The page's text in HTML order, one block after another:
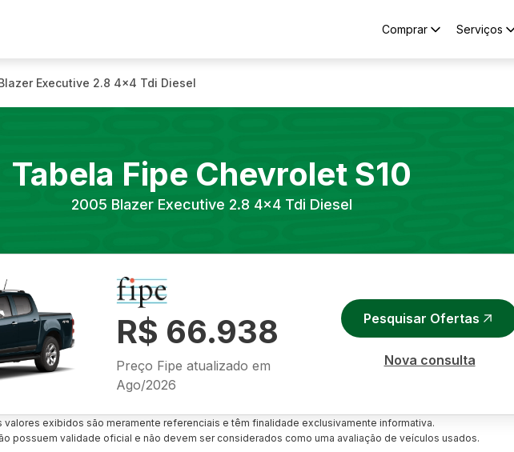
Comprar Serviços
Executive 2.8 4x4 Tdi Diesel
Tabela Fipe Chevrolet S10
2005 Blazer Executive 2.8 4x4 Tdi Diesel
R$ 66.938
Preço Fipe atualizado em
Ago/2026
Pesquisar Ofertas
Nova consulta
valores exibidos são meramente referenciais e têm finalidade exclusivamente informativa.
possuem validade oficial e não devem ser considerados como uma avaliação de veículos usados.